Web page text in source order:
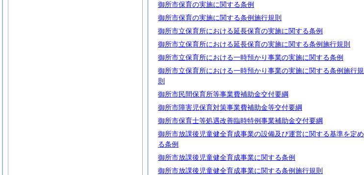
御所市保育の実施に関する条例
御所市保育の実施に関する条例施行規則
御所市立保育所における延長保育の実施に関する条例
御所市立保育所における延長保育の実施に関する条例施行規則
御所市立保育所における一時預かり事業の実施に関する条例
御所市立保育所における一時預かり事業の実施に関する条例施行規
則
御所市民間保育所等事業費補助金交付要綱
御所市障害児保育対策事業費補助金等交付要綱
御所市保育士等処遇改善臨時特例事業補助金交付要綱
御所市放課後児童健全育成事業の設備及び運営に関する基準を定め
る条例
御所市放課後児童健全育成事業に関する条例
御所市放課後児童健全育成事業に関する条例施行規則